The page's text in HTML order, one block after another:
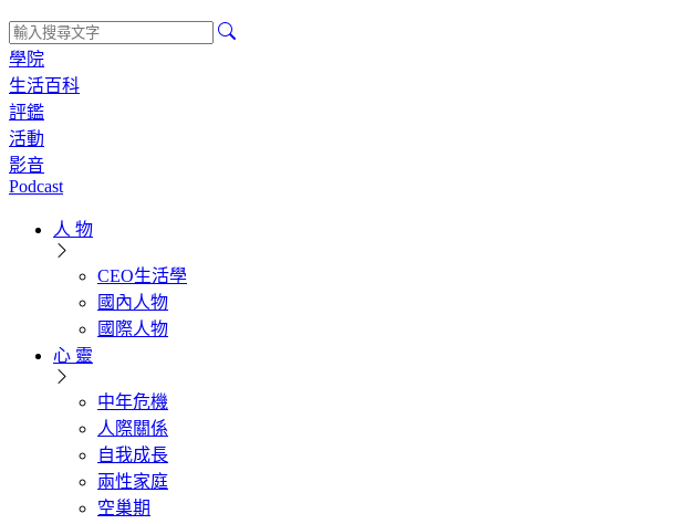
學院
生活百科
評鑑
活動
影音
Podcast
人 物
CEO生活學
國內人物
國際人物
心 靈
中年危機
人際關係
自我成長
兩性家庭
空巢期